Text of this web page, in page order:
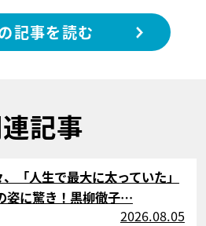
記事を読む
記事
「人生で最大に太っていた」
姿に驚き！黒柳徹子…
2026.08.05